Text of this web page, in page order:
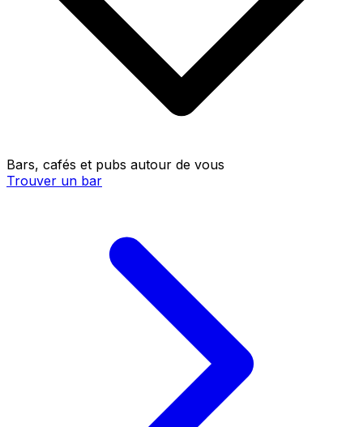
Bars, cafés et pubs autour de vous
Trouver un bar